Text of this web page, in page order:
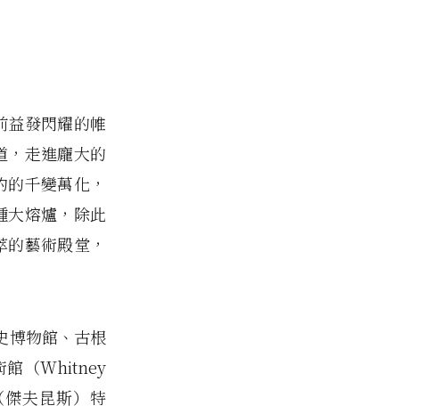
益發閃耀的帷
，走進龐大的
千變萬化，
大熔爐，除此
藝術殿堂，
博物館、古根
館（Whitney
夫昆斯）特